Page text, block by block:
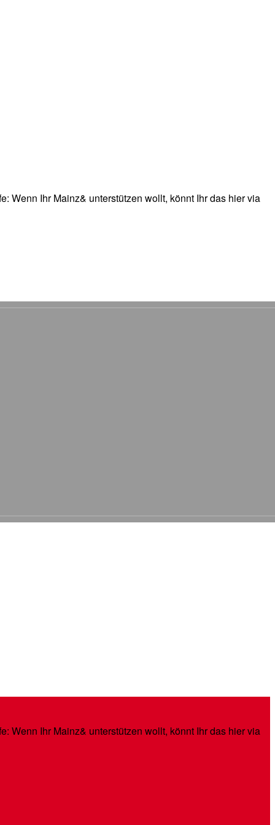
Wenn Ihr Mainz& unterstützen wollt, könnt Ihr das hier via
Wenn Ihr Mainz& unterstützen wollt, könnt Ihr das hier via